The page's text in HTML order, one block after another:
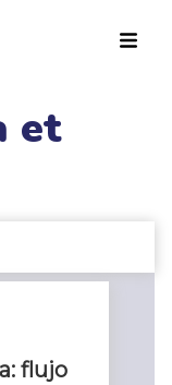
et
flujo